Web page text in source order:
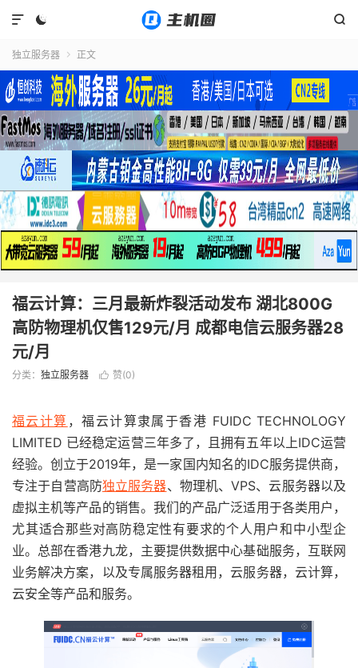
 

独立服务器  正文
福云计算：三月最新炸裂活动发布 湖北800G
高防物理机仅售129元/月 成都电信云服务器28
元/月
分类： 独立服务器  赞(0)
福云计算 ，福云计算隶属于香港 FUIDC TECHNOLOGY
LIMITED 已经稳定运营三年多了，且拥有五年以上IDC运营
经验。创立于2019年，是一家国内知名的IDC服务提供商，
专注于自营高防独立服务器、物理机、VPS、云服务器以及
虚拟主机等产品的销售。我们的产品广泛适用于各类用户，
尤其适合那些对高防稳定性有要求的个人用户和中小型企
业。总部在香港九龙，主要提供数据中心基础服务，互联网
业务解决方案，以及专属服务器租用，云服务器，云计算，
云安全等产品和服务。